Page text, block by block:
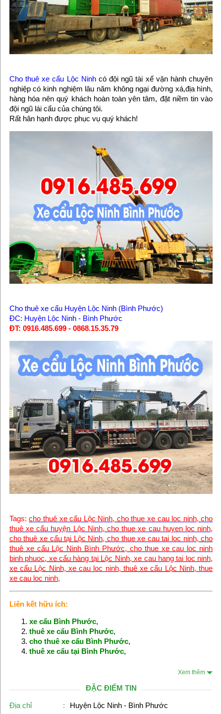
Cho thuê xe cẩu Lộc Ninhcó đội ngũ tài xế vận hành chuyên
nghiệp có kinh nghiệm lâu năm không ngại đường xá,địa hình,
hàng hóa nên quý khách hoàn toàn yên tâm, đặt niềm tin vào
đội ngũ lái cẩu của chúng tôi.
Rất hân hạnh được phục vụ quý khách!
Cho thuê xe cẩu Huyện Lộc Ninh (Bình Phước)
ĐC: Huyện Lộc Ninh - Bình Phước
ĐT: 0916.485.699 - 0868.15.35.79
Tags:cho thuê xe cẩu Lộc Ninh, cho thue xe cau loc ninh,cho
thuê xe cẩu huyện Lộc Ninh,cho thue xe cau huyen loc ninh,
cho thuê xe cẩu tại Lộc Ninh, cho thue xe cau tai loc ninh, cho
thuê xe cẩu Lộc Ninh Bình Phước, cho thue xe cau loc ninh
binh phuoc, xe cẩu hàng tại Lộc Ninh,xe cau hang tai loc ninh,
xe cẩu Lộc Ninh, xe cau loc ninh, thuê xe cẩu Lộc Ninh,thue
xe cau loc ninh,
Liên kết hữu ích:
xe cẩu Bình Phước,
thuê xe cẩu Bình Phước,
cho thuê xe cẩu Bình Phước,
thuê xe cẩu tại Bình Phước,
Xem thêm
ĐẶC ĐIỂM TIN
Địa chỉ : Huyện Lộc Ninh - Bình Phước